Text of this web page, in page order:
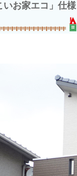
いお家エコ」仕